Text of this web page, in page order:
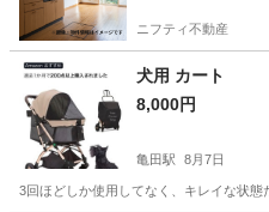
ニフティ不動産
犬用 カート
8,000円
亀田駅 8月7日
3回ほどしか使用してなく、キレイな状態